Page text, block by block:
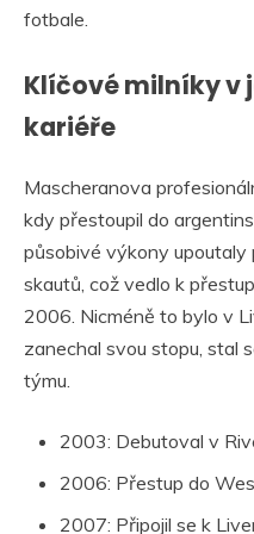
fotbale.
Klíčové milníky v
kariéře
Mascheranova
kdy přestoupil do
působivé výkony
skautů, což vedlo k
2006. Nicméně to bylo v
zanechal svou stopu, stal
týmu.
2003: Debutoval v
2006: Přestup do
2007: Připojil se k